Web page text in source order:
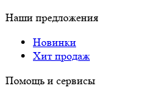
Наши предложения
Новинки
Хит продаж
Помощь и сервисы